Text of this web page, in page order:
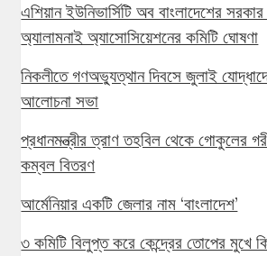
এশিয়ান ইউনিভার্সিটি অব বাংলাদেশের
অ্যালামনাই অ্যাসোসিয়েশনের কমিটি ঘোষণা
নিকলীতে গণঅভ্যুত্থান দিবসে জুলাই
আলোচনা সভা
প্রধানমন্ত্রীর ত্রাণ তহবিল থেকে গোকুলের
কম্বল বিতরণ
আর্মেনিয়ার একটি জেলার নাম ‘বাংলাদেশ’
৩ কমিটি বিলুপ্ত করে কেন্দ্রের তোপের মুখে